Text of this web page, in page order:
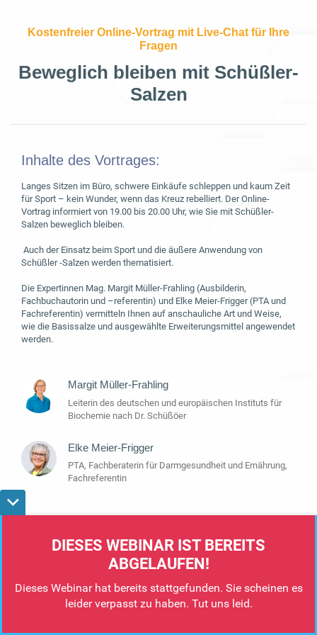
Kostenfreier Online-Vortrag mit Live-Chat für Ihre
Fragen
Beweglich bleiben mit Schüßler-
Salzen
Inhalte des Vortrages:
Langes Sitzen im Büro, schwere Einkäufe schleppen und kaum Zeit
für Sport – kein Wunder, wenn das Kreuz rebelliert. Der Online-
Vortrag informiert von 19.00 bis 20.00 Uhr, wie Sie mit Schüßler-
Salzen beweglich bleiben.
Auch der Einsatz beim Sport und die äußere Anwendung von
Schüßler -Salzen werden thematisiert.
Die Expertinnen Mag. Margit Müller-Frahling (Ausbilderin,
Fachbuchautorin und –referentin) und Elke Meier-Frigger (PTA und
Fachreferentin) vermitteln Ihnen auf anschauliche Art und Weise,
wie die Basissalze und ausgewählte Erweiterungsmittel angewendet
werden.
Margit Müller-Frahling
Leiterin des deutschen und europäischen Instituts für
Biochemie nach Dr. Schüßöer
Elke Meier-Frigger
PTA, Fachberaterin für Darmgesundheit und Ernährung,
Fachreferentin
Allgemeine Geschäftsbedingungen Datenschutzbestimmungen
00
TAGEN
0
0
0
0 :
0
0
0
0
MINUTEN
:
00
DIESES WEBINAR IST BEREITS
ABGELAUFEN!
Dieses Webinar hat bereits stattgefunden. Sie scheinen es
leider verpasst zu haben. Tut uns leid.